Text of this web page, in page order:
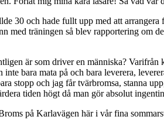
30 och hade fullt upp med att
med träningen så blev rapportering om
är som driver en människa?
bara mata på och bara leverera,
stopp och jag får tvärbromsa, stanna
tiden högt då man gör absolut
på Karlavägen här i vår fina